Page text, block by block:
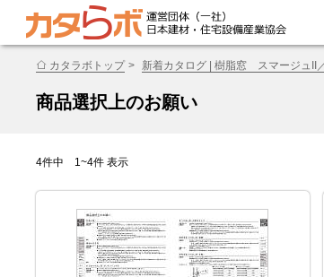
カタラボトップ 新着カタログ | 樹脂窓 スマージュII
商品選択上のお願い
4件中 1~4件 表示